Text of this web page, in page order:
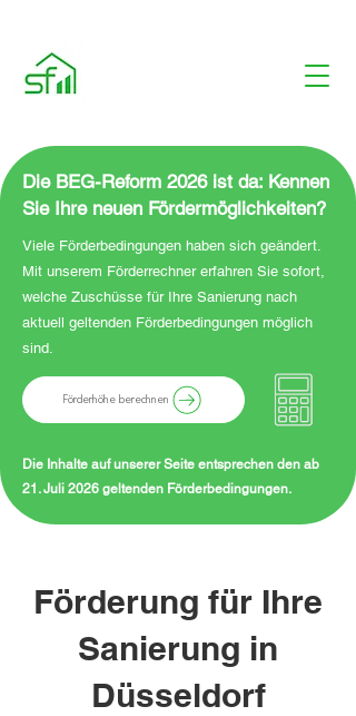
Die BEG-Reform 2026 ist da: Kennen
Sie Ihre neuen Fördermöglichkeiten?
Viele Förderbedingungen haben sich geändert.
Mit unserem Förderrechner erfahren Sie sofort,
welche Zuschüsse für Ihre Sanierung nach
aktuell geltenden Förderbedingungen möglich
sind.
Förderhöhe berechnen
Die Inhalte auf unserer Seite entsprechen den ab
21. Juli 2026 geltenden Förderbedingungen.
Förderung für Ihre
Sanierung in
Düsseldorf